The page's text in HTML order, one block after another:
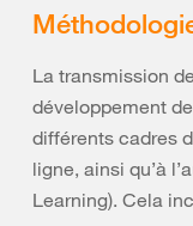
La transmission
développement
différents cadres
ligne, ainsi qu’à
Learning). Cela